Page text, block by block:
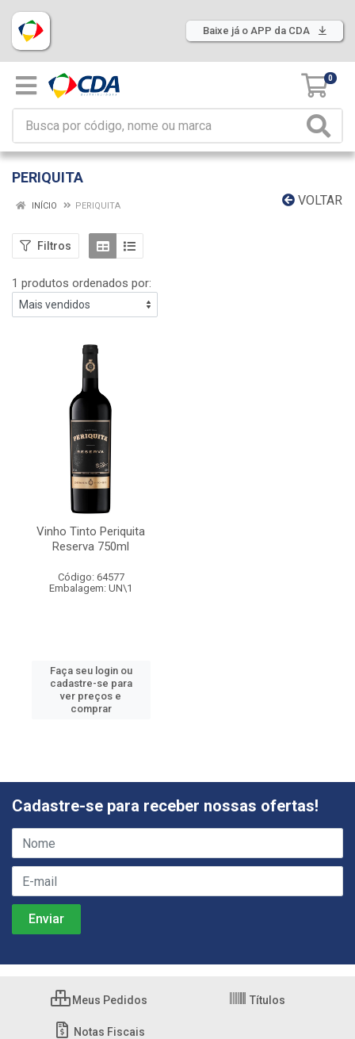
Baixe já o APP da CDA
0
PERIQUITA
VOLTAR
INÍCIO PERIQUITA
Filtros
1 produtos ordenados por:
Vinho Tinto Periquita
Reserva 750ml
Código: 64577
Embalagem: UN\1
Faça seu login ou
cadastre-se para
ver preços e
comprar
Cadastre-se para receber nossas ofertas!
Meus Pedidos Títulos
Notas Fiscais